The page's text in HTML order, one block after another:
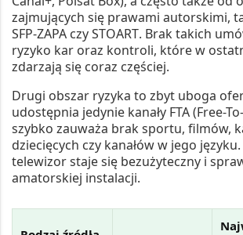
zajmujących się prawami autorskimi,
SFP-ZAPA czySTOART. Brak takich
ryzyko kar oraz kontroli, które w
zdarzają się coraz częściej.
Drugi obszar ryzyka to zbyt uboga
udostępnia jedynie kanały FTA (Free-
szybko zauważa brak sportu, filmów,
dziecięcych czy kanałów w jego
telewizor staje się bezużyteczny i
amatorskiej instalacji.